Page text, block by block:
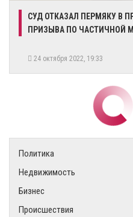
​СУД ОТКАЗАЛ ПЕРМЯКУ В
ПРИЗЫВА ПО ЧАСТИЧНОЙ
24 октября 2022, 19:33
Политика
Недвижимость
Бизнес
Происшествия